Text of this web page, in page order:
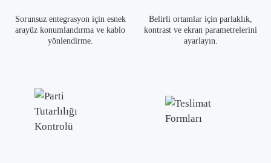
Sorunsuz entegrasyon için esnek
arayüz konumlandırma ve kablo
yönlendirme.
Belirli ortamlar için parlaklık,
kontrast ve ekran parametrelerini
ayarlayın.